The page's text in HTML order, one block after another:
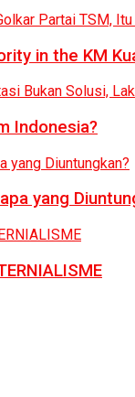
in the KM
Indonesia?
yang